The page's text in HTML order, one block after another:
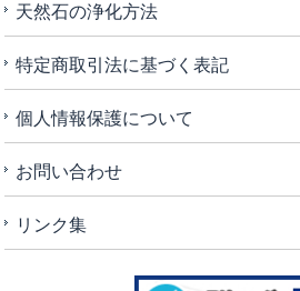
天然石の浄化方法
特定商取引法に基づく表記
個人情報保護について
お問い合わせ
リンク集